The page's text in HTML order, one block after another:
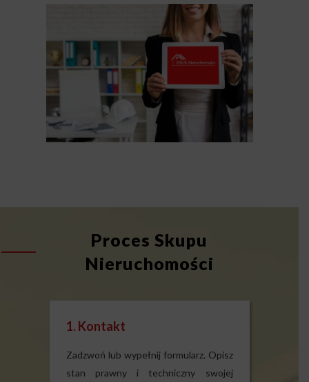
Proces Skupu
Nieruchomości
1. Kontakt
Zadzwoń lub wypełnij formularz. Opisz
stan prawny i techniczny swojej